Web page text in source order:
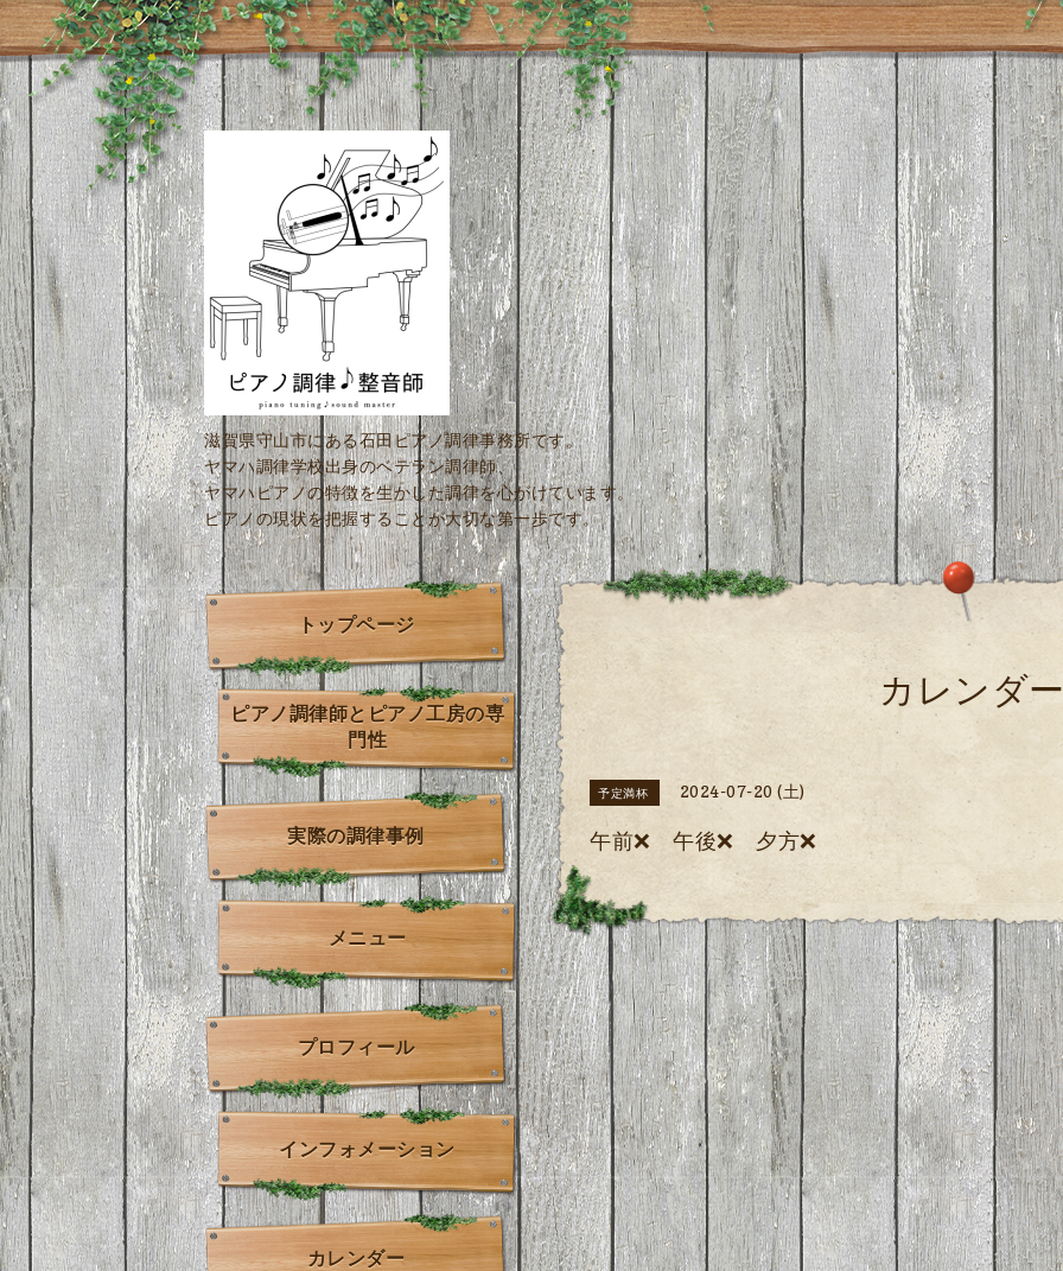
滋賀県守山市にある石田ピアノ調律事務所です。
ヤマハ調律学校出身のベテラン調律師、
ヤマハピアノの特徴を生かした調律を心がけています。
ピアノの現状を把握することが大切な第一歩です。
カレンダ
予定満杯 2024-07-20 (土)
午前❌ 午後❌ 夕方❌
トップページ
ピアノ調律師とピアノ工房の専
門性
実際の調律事例
メニュー
プロフィール
インフォメーション
カレンダー